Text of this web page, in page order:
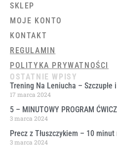
SKLEP
MOJE KONTO
KONTAKT
REGULAMIN
POLITYKA PRYWATNOŚCI
OSTATNIE WPISY
Trening Na Leniucha – Szczupłe
17 marca 2024
5 – MINUTOWY PROGRAM
3 marca 2024
Precz z Tłuszczykiem – 10 minut
3 marca 2024